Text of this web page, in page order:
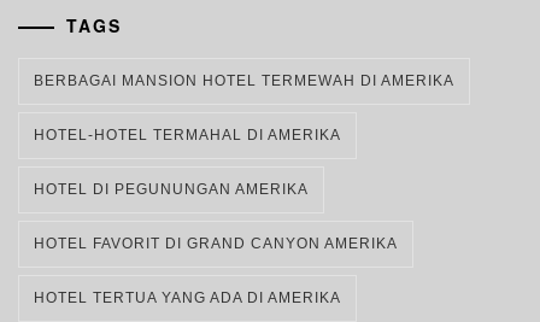
TAGS
BERBAGAI MANSION HOTEL TERMEWAH DI AMERIKA
HOTEL-HOTEL TERMAHAL DI AMERIKA
HOTEL DI PEGUNUNGAN AMERIKA
HOTEL FAVORIT DI GRAND CANYON AMERIKA
HOTEL TERTUA YANG ADA DI AMERIKA